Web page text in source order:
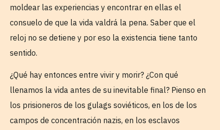
moldear las experiencias y encontrar en ellas el
consuelo de que la vida valdrá la pena. Saber que el
reloj no se detiene y por eso la existencia tiene tanto
sentido.
¿Qué hay entonces entre vivir y morir? ¿Con qué
llenamos la vida antes de su inevitable final? Pienso en
los prisioneros de los gulags soviéticos, en los de los
campos de concentración nazis, en los esclavos